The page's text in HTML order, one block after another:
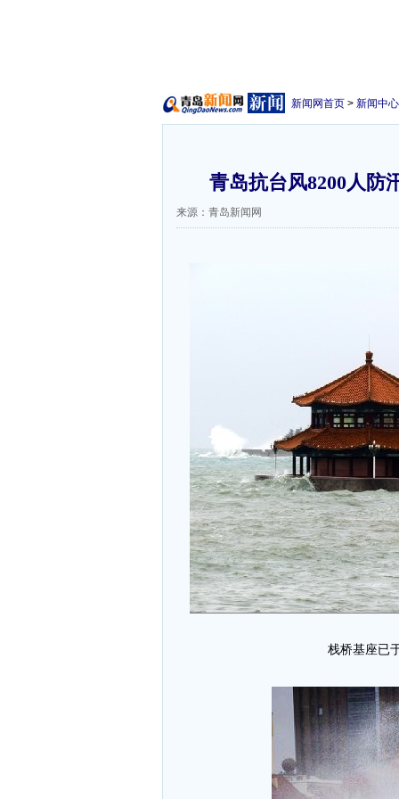
新闻网首页 > 新闻中心
青岛抗台风8200人防
来源：青岛新闻网
栈桥基座已